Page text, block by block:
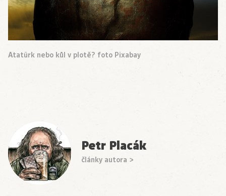
Atatürk nebo kůl v plotě? foto Pixabay
Petr Placák
články autora >